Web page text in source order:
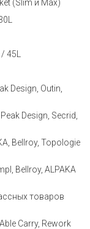
(Slim и Max)
45L
Design, Outin,
Design, Secrid,
Bellroy, Topologie
Bellroy, ALPAKA
товаров
Carry, Rework